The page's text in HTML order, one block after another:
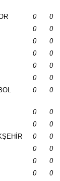
0
0
0
0
0
0
0
0
0
0
0
0
0 0
0
0
0
0
0
0
0
0
0
0
0
0